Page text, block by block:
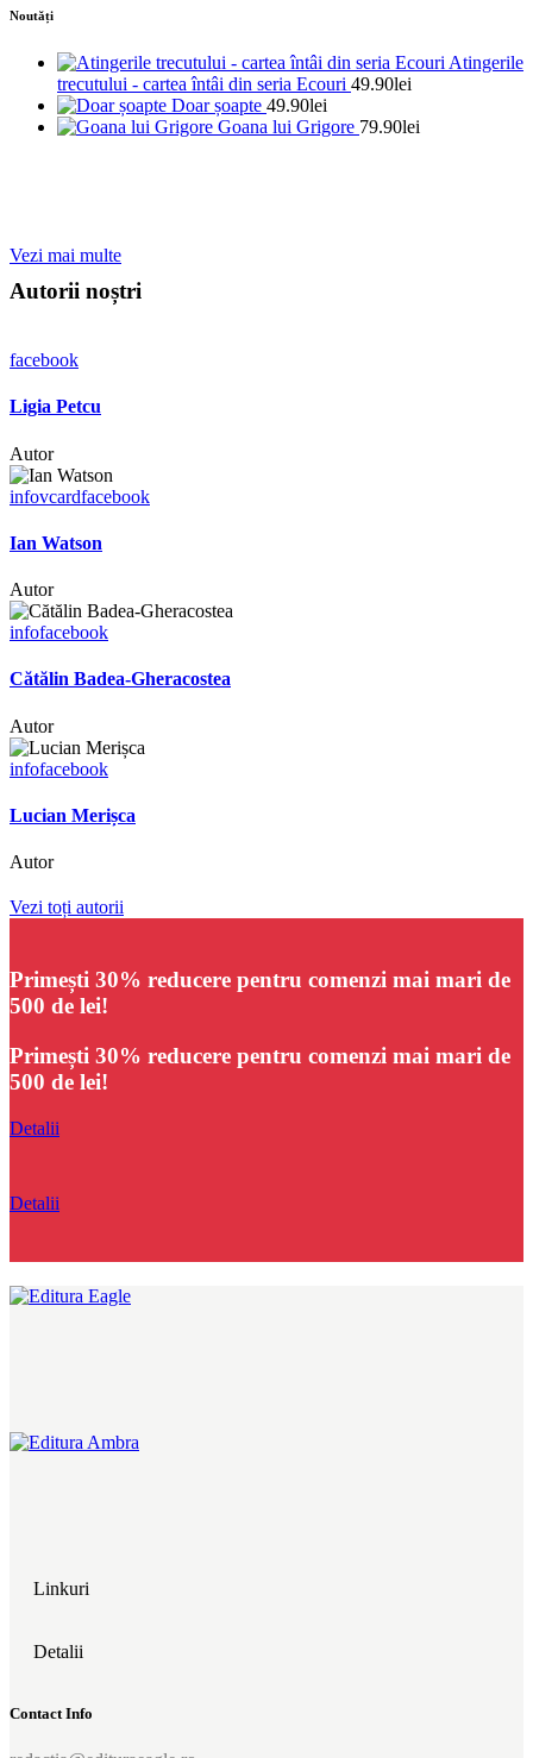
Noutăți
Atingerile
trecutului - cartea întâi din seria Ecouri 49.90lei
Doar șoapte 49.90lei
Goana lui Grigore 79.90lei
Vezi mai multe
Autorii noștri
facebook
Ligia Petcu
Autor
infovcardfacebook
Ian Watson
Autor
infofacebook
Cătălin Badea-Gheracostea
Autor
infofacebook
Lucian Merișca
Autor
Vezi toți autorii
Primești 30% reducere pentru comenzi mai mari de
500 de lei!
Primești 30% reducere pentru comenzi mai mari de
500 de lei!
Detalii
Detalii
Linkuri
Detalii
Contact Info